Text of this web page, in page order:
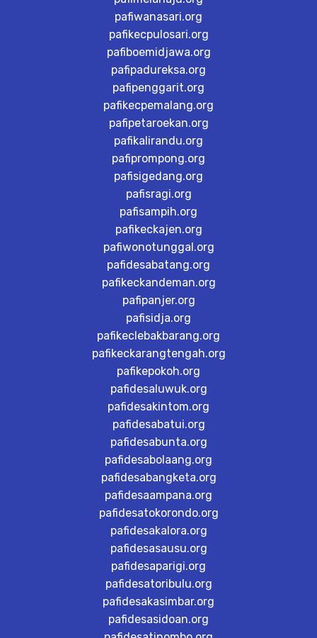
pafiwanasari.org
pafikecpulosari.org
pafiboemidjawa.org
pafipadureksa.org
pafipenggarit.org
pafikecpemalang.org
pafipetaroekan.org
pafikalirandu.org
pafiprompong.org
pafisigedang.org
pafisragi.org
pafisampih.org
pafikeckajen.org
pafiwonotunggal.org
pafidesabatang.org
pafikeckandeman.org
pafipanjer.org
pafisidja.org
pafikeclebakbarang.org
pafikeckarangtengah.org
pafikepokoh.org
pafidesaluwuk.org
pafidesakintom.org
pafidesabatui.org
pafidesabunta.org
pafidesabolaang.org
pafidesabangketa.org
pafidesaampana.org
pafidesatokorondo.org
pafidesakalora.org
pafidesasausu.org
pafidesaparigi.org
pafidesatoribulu.org
pafidesakasimbar.org
pafidesasidoan.org